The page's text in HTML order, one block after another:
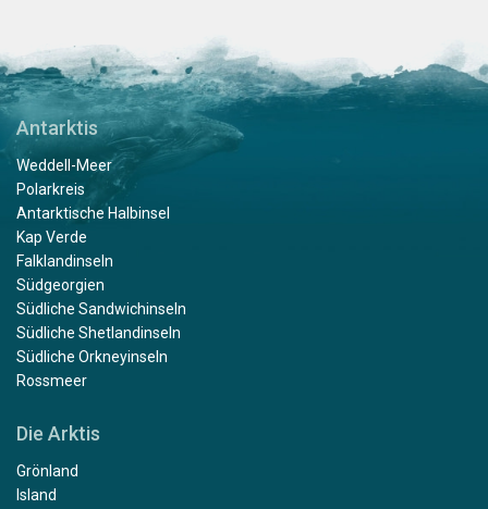
Antarktis
Weddell-Meer
Polarkreis
Antarktische Halbinsel
Kap Verde
Falklandinseln
Südgeorgien
Südliche Sandwichinseln
Südliche Shetlandinseln
Südliche Orkneyinseln
Rossmeer
Die Arktis
Grönland
Island